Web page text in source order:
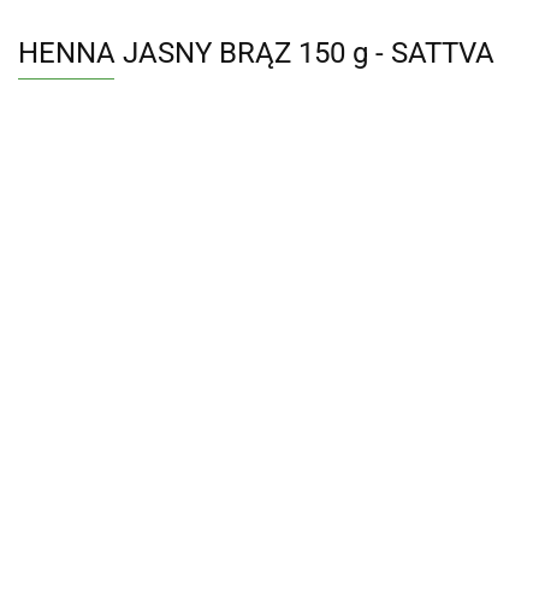
HENNA JASNY BRĄZ 150 g - SATTVA